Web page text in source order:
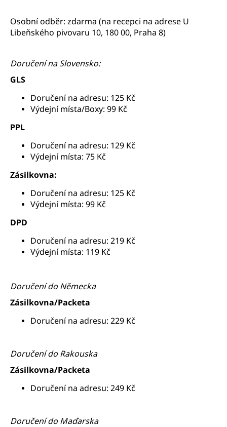
Osobní odběr: zdarma (na recepci na adrese U
Libeňského pivovaru 10, 180 00, Praha 8)
Doručení na Slovensko:
GLS
Doručení na adresu: 125 Kč
Výdejní místa/Boxy: 99 Kč
PPL
Doručení na adresu: 129 Kč
Výdejní místa: 75 Kč
Zásilkovna:
Doručení na adresu: 125 Kč
Výdejní místa: 99 Kč
DPD
Doručení na adresu: 219 Kč
Výdejní místa: 119 Kč
Doručení do Německa
Zásilkovna/Packeta
Doručení na adresu: 229 Kč
Doručení do Rakouska
Zásilkovna/Packeta
Doručení na adresu: 249 Kč
Doručení do Maďarska
789
Kč